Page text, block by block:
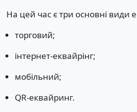
На цей час є три основні види
торговий;
інтернет-еквайрінг;
мобільний;
QR-еквайринг.